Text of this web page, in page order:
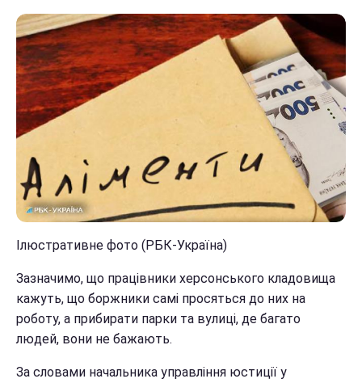
Ілюстративне фото (РБК-Україна)
Зазначимо, що працівники херсонського кладовища
кажуть, що боржники самі просяться до них на
роботу, а прибирати парки та вулиці, де багато
людей, вони не бажають.
За словами начальника управління юстиції у